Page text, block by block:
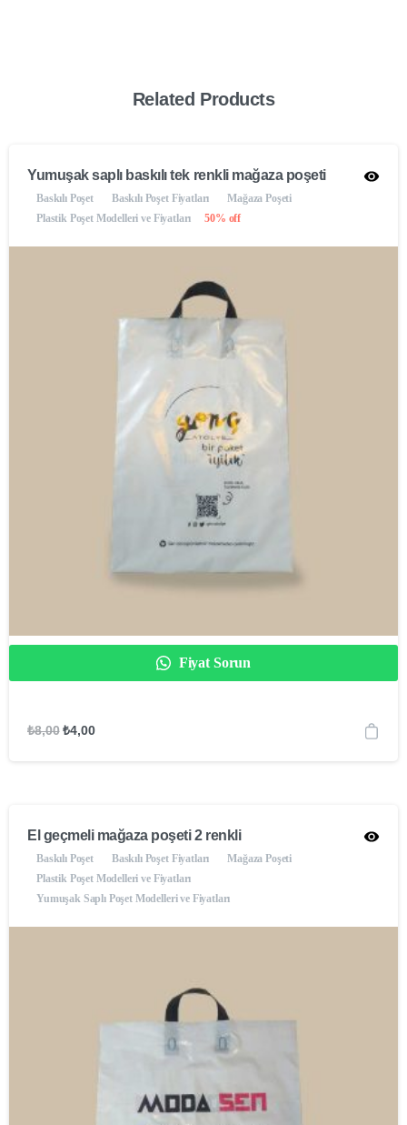
Related Products
Yumuşak saplı baskılı tek renkli mağaza poşeti
Baskılı Poşet Baskılı Poşet Fiyatları
Mağaza Poşeti
Plastik Poşet Modelleri ve Fiyatları
50% off
Fiyat Sorun
₺8,00 ₺4,00
El geçmeli mağaza poşeti 2 renkli
Baskılı Poşet Baskılı Poşet Fiyatları
Mağaza Poşeti
Plastik Poşet Modelleri ve Fiyatları
Yumuşak Saplı Poşet Modelleri ve Fiyatları